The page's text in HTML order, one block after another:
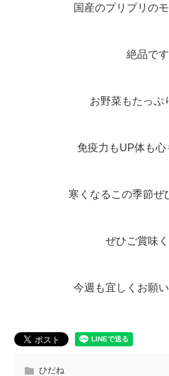
国産のプリプリの
絶品です
お野菜もたっぷ
免疫力もUP体も心
寒くなるこの季節ぜ
ぜひご賞味
今週も宜しくお願
ひだね